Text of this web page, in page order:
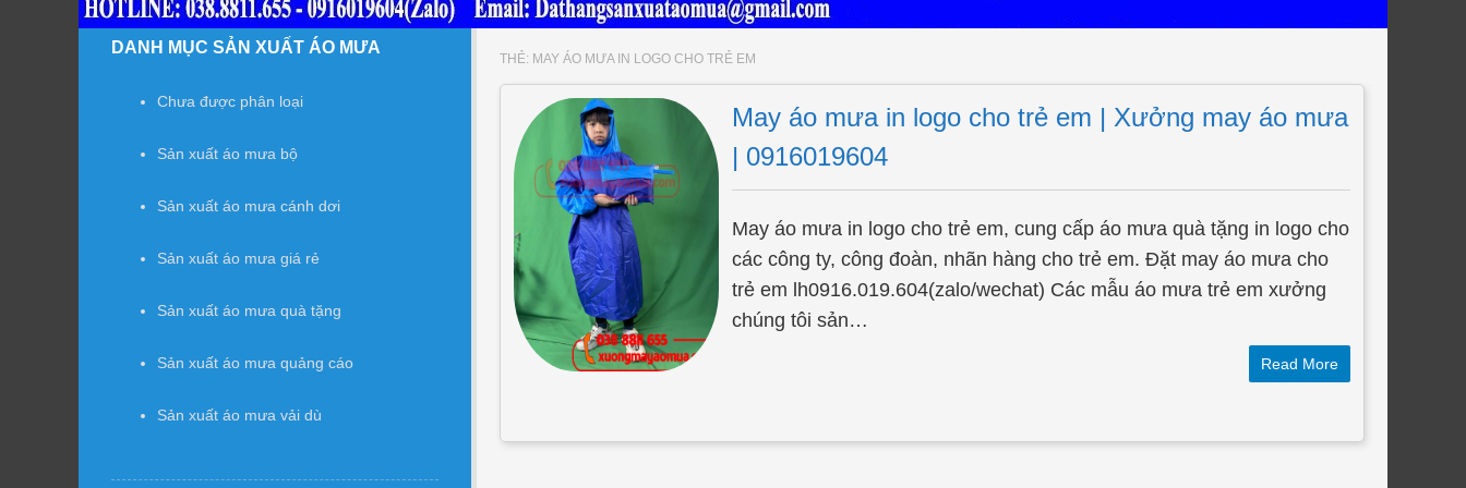
DANH MỤC SẢN XUẤT ÁO MƯA
Chưa được phân loại
Sản xuất áo mưa bộ
Sản xuất áo mưa cánh dơi
Sản xuất áo mưa giá rẻ
Sản xuất áo mưa quà tặng
Sản xuất áo mưa quảng cáo
Sản xuất áo mưa vải dù
THẺ: MAY ÁO MƯA IN LOGO CHO TRẺ EM
May áo mưa in logo cho trẻ em | Xưởng may áo mưa
| 0916019604
May áo mưa in logo cho trẻ em, cung cấp áo mưa quà tặng in logo cho
các công ty, công đoàn, nhãn hàng cho trẻ em. Đặt may áo mưa cho
trẻ em lh0916.019.604(zalo/wechat) Các mẫu áo mưa trẻ em xưởng
chúng tôi sản…
Read More